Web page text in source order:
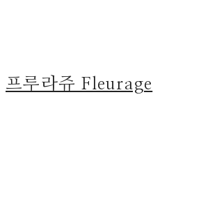
프루라쥬 Fleurage